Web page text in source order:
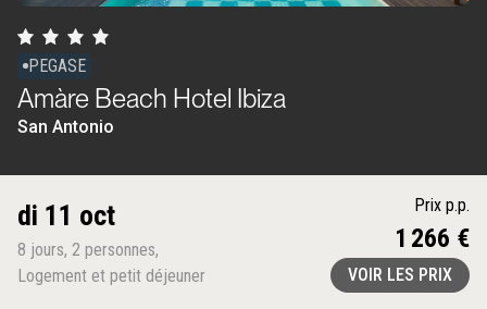
PEGASE
Amàre Beach Hotel Ibiza
San Antonio
di 11 oct
8 jours, 2 personnes,
Logement et petit déjeuner
Prix p.p.
1 266 €
VOIR LES PRIX